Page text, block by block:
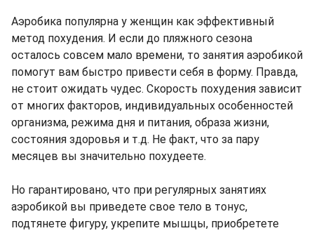
Аэробика популярна у женщин как эффективный
метод похудения. И если до пляжного сезона
осталось совсем мало времени, то занятия аэробикой
помогут вам быстро привести себя в форму. Правда,
не стоит ожидать чудес. Скорость похудения зависит
от многих факторов, индивидуальных особенностей
организма, режима дня и питания, образа жизни,
состояния здоровья и т.д. Не факт, что за пару
месяцев вы значительно похудеете.
Но гарантировано, что при регулярных занятиях
аэробикой вы приведете свое тело в тонус,
подтянете фигуру, укрепите мышцы, приобретете